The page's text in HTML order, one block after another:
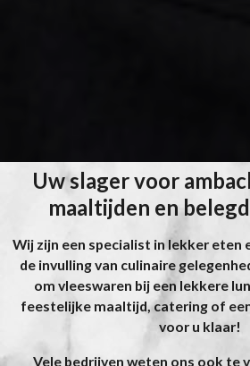
Uw slager voor
maaltijden en
Wij zijn een specialist in lekker eten
de invulling van culinaire
om vleeswaren bij een lekkere
feestelijke maaltijd, catering of
voor u klaar!
Vele bedrijven weten ons ook te